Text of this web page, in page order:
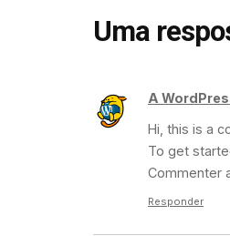
Uma
A
Hi, this is a
To get
Commenter
Responder